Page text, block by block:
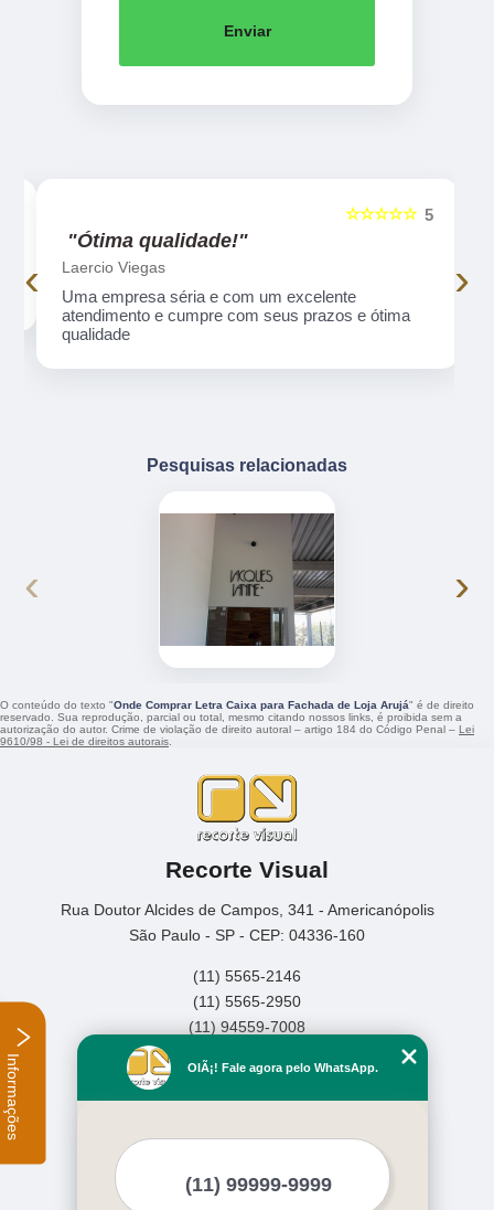
Enviar
5
☆☆☆☆☆
"Ótima qualidade!"
Laercio Viegas
Uma empresa séria e com um excelente
atendimento e cumpre com seus prazos e ótima
qualidade
‹ ›
Pesquisas relacionadas
‹ ›
O conteúdo do texto "Onde Comprar Letra Caixa para Fachada de Loja Arujá" é de direito
reservado. Sua reprodução, parcial ou total, mesmo citando nossos links, é proibida sem a
autorização do autor. Crime de violação de direito autoral – artigo 184 do Código Penal – Lei
9610/98 - Lei de direitos autorais.
Recorte Visual
Rua Doutor Alcides de Campos, 341 - Americanópolis
São Paulo - SP - CEP: 04336-160
(11) 5565-2146
(11) 5565-2950
(11) 94559-7008
Home
Serviços
Mapa do site
OlÃ¡! Fale agora pelo WhatsApp.
Informações